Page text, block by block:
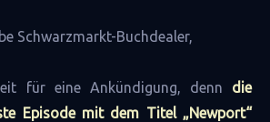
Schwarzmarkt-Buchdealer,
für eine Ankündigung, denn die
Episode mit dem Titel „Newport“